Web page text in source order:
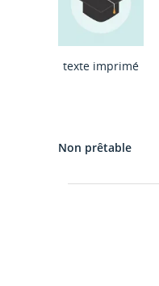
texte imprimé
Non prêtable